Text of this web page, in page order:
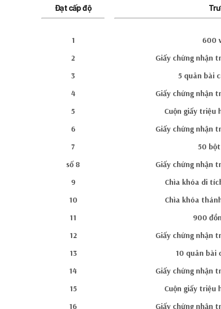
Đạt cấp độ
1
600
2
Giấy chứng nhận
3
5 quân bài
4
Giấy chứng nhận
5
Cuộn giấy triệu
6
Giấy chứng nhận
7
50
số 8
Giấy chứng nhận
9
Chìa khóa di
10
Chìa khóa
11
900
12
Giấy chứng nhận
13
10 quân bài
14
Giấy chứng nhận
15
Cuộn giấy triệu
16
Giấy chứng nhận